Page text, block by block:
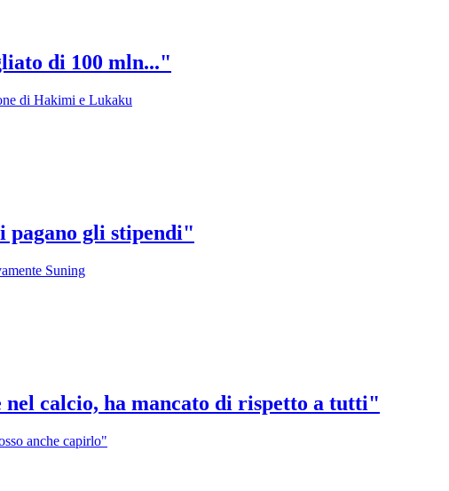
di 100 mln..."
di Hakimi e Lukaku
pagano gli stipendi"
Suning
calcio, ha mancato di rispetto a tutti"
anche capirlo"